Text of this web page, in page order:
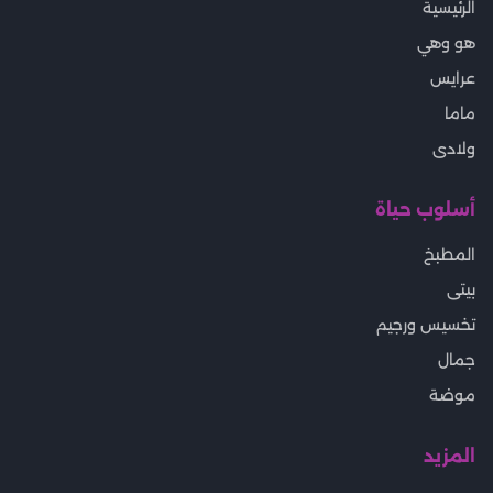
الرئيسية
هو وهي
عرايس
ماما
ولادى
أسلوب حياة
المطبخ
بيتى
تخسيس ورجيم
جمال
موضة
المزيد